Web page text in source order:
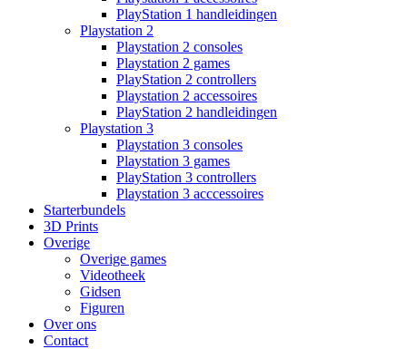
PlayStation 1 handleidingen
Playstation 2
Playstation 2 consoles
Playstation 2 games
PlayStation 2 controllers
Playstation 2 accessoires
PlayStation 2 handleidingen
Playstation 3
Playstation 3 consoles
Playstation 3 games
PlayStation 3 controllers
Playstation 3 acccessoires
Starterbundels
3D Prints
Overige
Overige games
Videotheek
Gidsen
Figuren
Over ons
Contact